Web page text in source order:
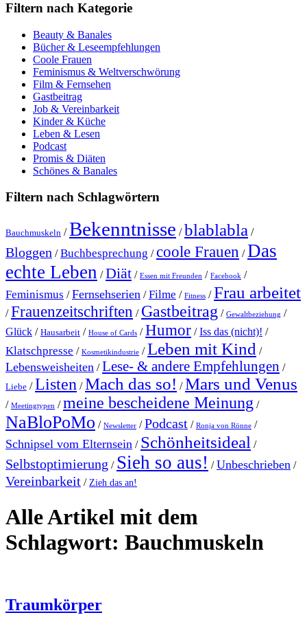
Filtern nach Kategorie
Beauty & Banales
Bücher & Leseempfehlungen
Coole Frauen
Feminismus & Weltverschwörung
Film & Fernsehen
Gastbeitrag
Job & Vereinbarkeit
Kinder & Küche
Leben & Lesen
Podcast
Promis & Diäten
Schönes & Banales
Filtern nach Schlagwörtern
Bauchmuskeln /Bekenntnisse /blablabla /
Bloggen /Buchbesprechung /coole Frauen /Das
echte Leben /Diät / Essen mit Freunden / Facebook /
Feminismus /Fernsehserien /Filme / Fitness /Frau arbeitet
/Frauenzeitschriften / Gastbeitrag / Gewaltbeziehung /
Glück / Hausarbeit / House of Cards /Humor /Iss das (nicht)! /
Klatschpresse / Kosmetikindustrie /Leben mit Kind /
Lebensweisheiten /Lese- & andere Empfehlungen /
Liebe /Listen /Mach das so! /Mars und Venus
/ Meetingtypen /meine bescheidene Meinung /
NaBloPoMo / Newsletter /Podcast / Ronja von Rönne /
Schnipsel vom Elternsein / Schönheitsideal /
Selbstoptimierung / Sieh so aus! /Unbeschrieben /
Vereinbarkeit / Zieh das an!
Alle Artikel mit dem
Schlagwort: Bauchmuskeln
Traumkörper